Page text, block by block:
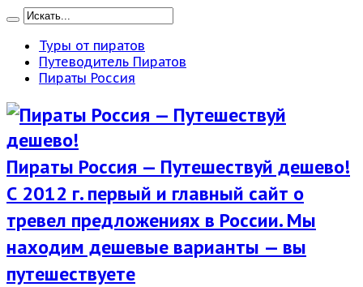
Туры от пиратов
Путеводитель Пиратов
Пираты Россия
Пираты Россия — Путешествуй дешево!
С 2012 г. первый и главный сайт о
тревел предложениях в России. Мы
находим дешевые варианты — вы
путешествуете